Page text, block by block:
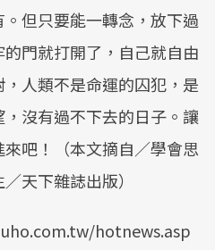
但只要能一轉念，放下過
門就打開了，自己就自由
人類不是命運的囚犯，是
沒有過不下去的日子。讓
吧！（本文摘自／學會思
天下雜誌出版）
hotnews.asp